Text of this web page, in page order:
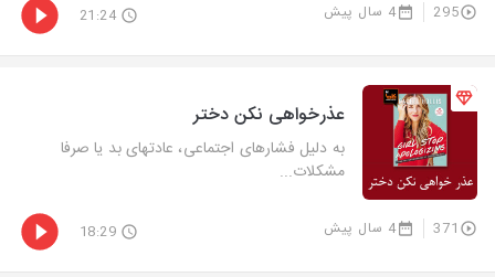
295 4 سال پیش 21:24
عذرخواهی نکن دختر
به دلیل فشارهای اجتماعی، عادتهای بد یا صرفا
مشکلات...
371 4 سال پیش 18:29